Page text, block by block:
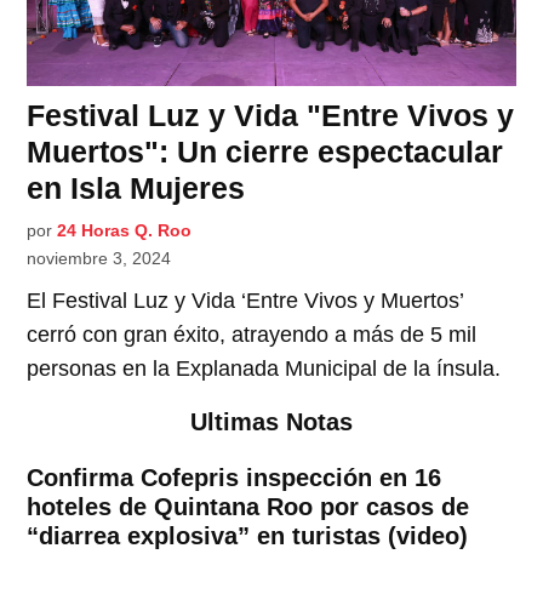
Festival Luz y Vida "Entre Vivos y
Muertos": Un cierre espectacular
en Isla Mujeres
por 24 Horas Q. Roo
noviembre 3, 2024
El Festival Luz y Vida ‘Entre Vivos y Muertos’
cerró con gran éxito, atrayendo a más de 5 mil
personas en la Explanada Municipal de la ínsula.
Ultimas Notas
Confirma Cofepris inspección en 16
hoteles de Quintana Roo por casos de
“diarrea explosiva” en turistas (video)